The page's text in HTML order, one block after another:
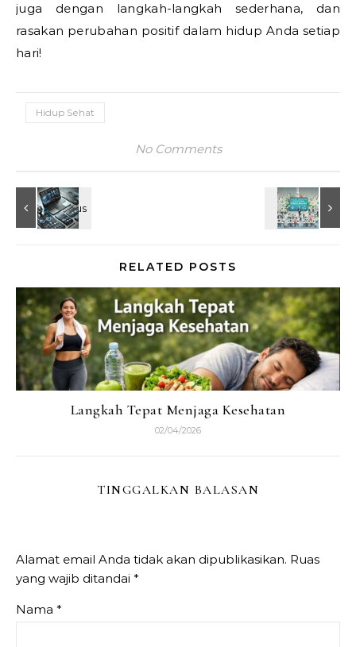
juga dengan langkah-langkah sederhana, dan
rasakan perubahan positif dalam hidup Anda setiap
hari!
Hidup Sehat
No Comments
RELATED POSTS
Langkah Tepat Menjaga Kesehatan
02/04/2026
TINGGALKAN BALASAN
Alamat email Anda tidak akan dipublikasikan. Ruas
yang wajib ditandai *
Nama *